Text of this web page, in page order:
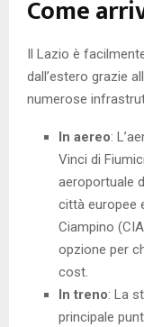
Come
Il Lazio è
dall’estero grazie
numerose
In aereo:
Vinci di
aeroportuale
città europee
Ciampino
opzione per
cost.
In treno: La
principale